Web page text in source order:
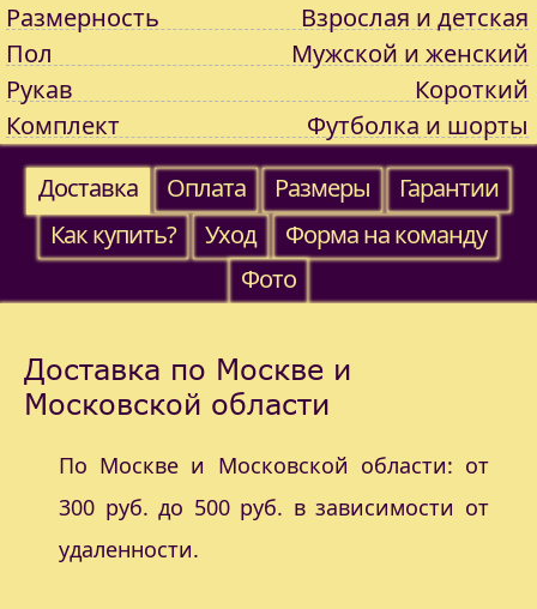
Размерность
Взрослая и детская
Пол
Мужской и женский
Рукав
Короткий
Комплект
Футболка и шорты
Доставка
Оплата Размеры
Гарантии
Как купить?
Уход
Форма на команду
Фото
Доставка по Москве и
Московской области
По Москве и Московской области: от
300 руб. до 500 руб. в зависимости от
удаленности.